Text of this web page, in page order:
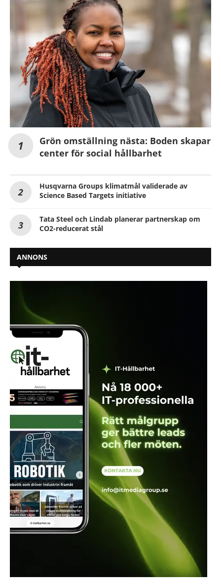
Grön omställning nästa: Boden skapar
center för social hållbarhet
Husqvarna Groups klimatmål validerade av
Science Based Targets initiative
Tata Steel och Lindab planerar partnerskap om
CO2-reducerat stål
ANNONS